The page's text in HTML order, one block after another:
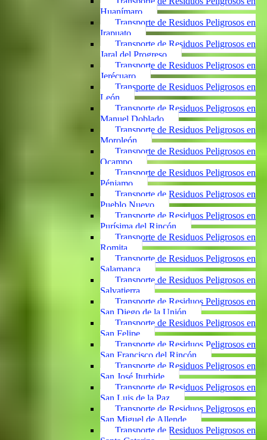
Huanímaro
Transporte de Residuos Peligrosos en
Irapuato
Transporte de Residuos Peligrosos en
Jaral del Progreso
Transporte de Residuos Peligrosos en
Jerécuaro
Transporte de Residuos Peligrosos en
León
Transporte de Residuos Peligrosos en
Manuel Doblado
Transporte de Residuos Peligrosos en
Moroleón
Transporte de Residuos Peligrosos en
Ocampo
Transporte de Residuos Peligrosos en
Pénjamo
Transporte de Residuos Peligrosos en
Pueblo Nuevo
Transporte de Residuos Peligrosos en
Purísima del Rincón
Transporte de Residuos Peligrosos en
Romita
Transporte de Residuos Peligrosos en
Salamanca
Transporte de Residuos Peligrosos en
Salvatierra
Transporte de Residuos Peligrosos en
San Diego de la Unión
Transporte de Residuos Peligrosos en
San Felipe
Transporte de Residuos Peligrosos en
San Francisco del Rincón
Transporte de Residuos Peligrosos en
San José Iturbide
Transporte de Residuos Peligrosos en
San Luis de la Paz
Transporte de Residuos Peligrosos en
San Miguel de Allende
Transporte de Residuos Peligrosos en